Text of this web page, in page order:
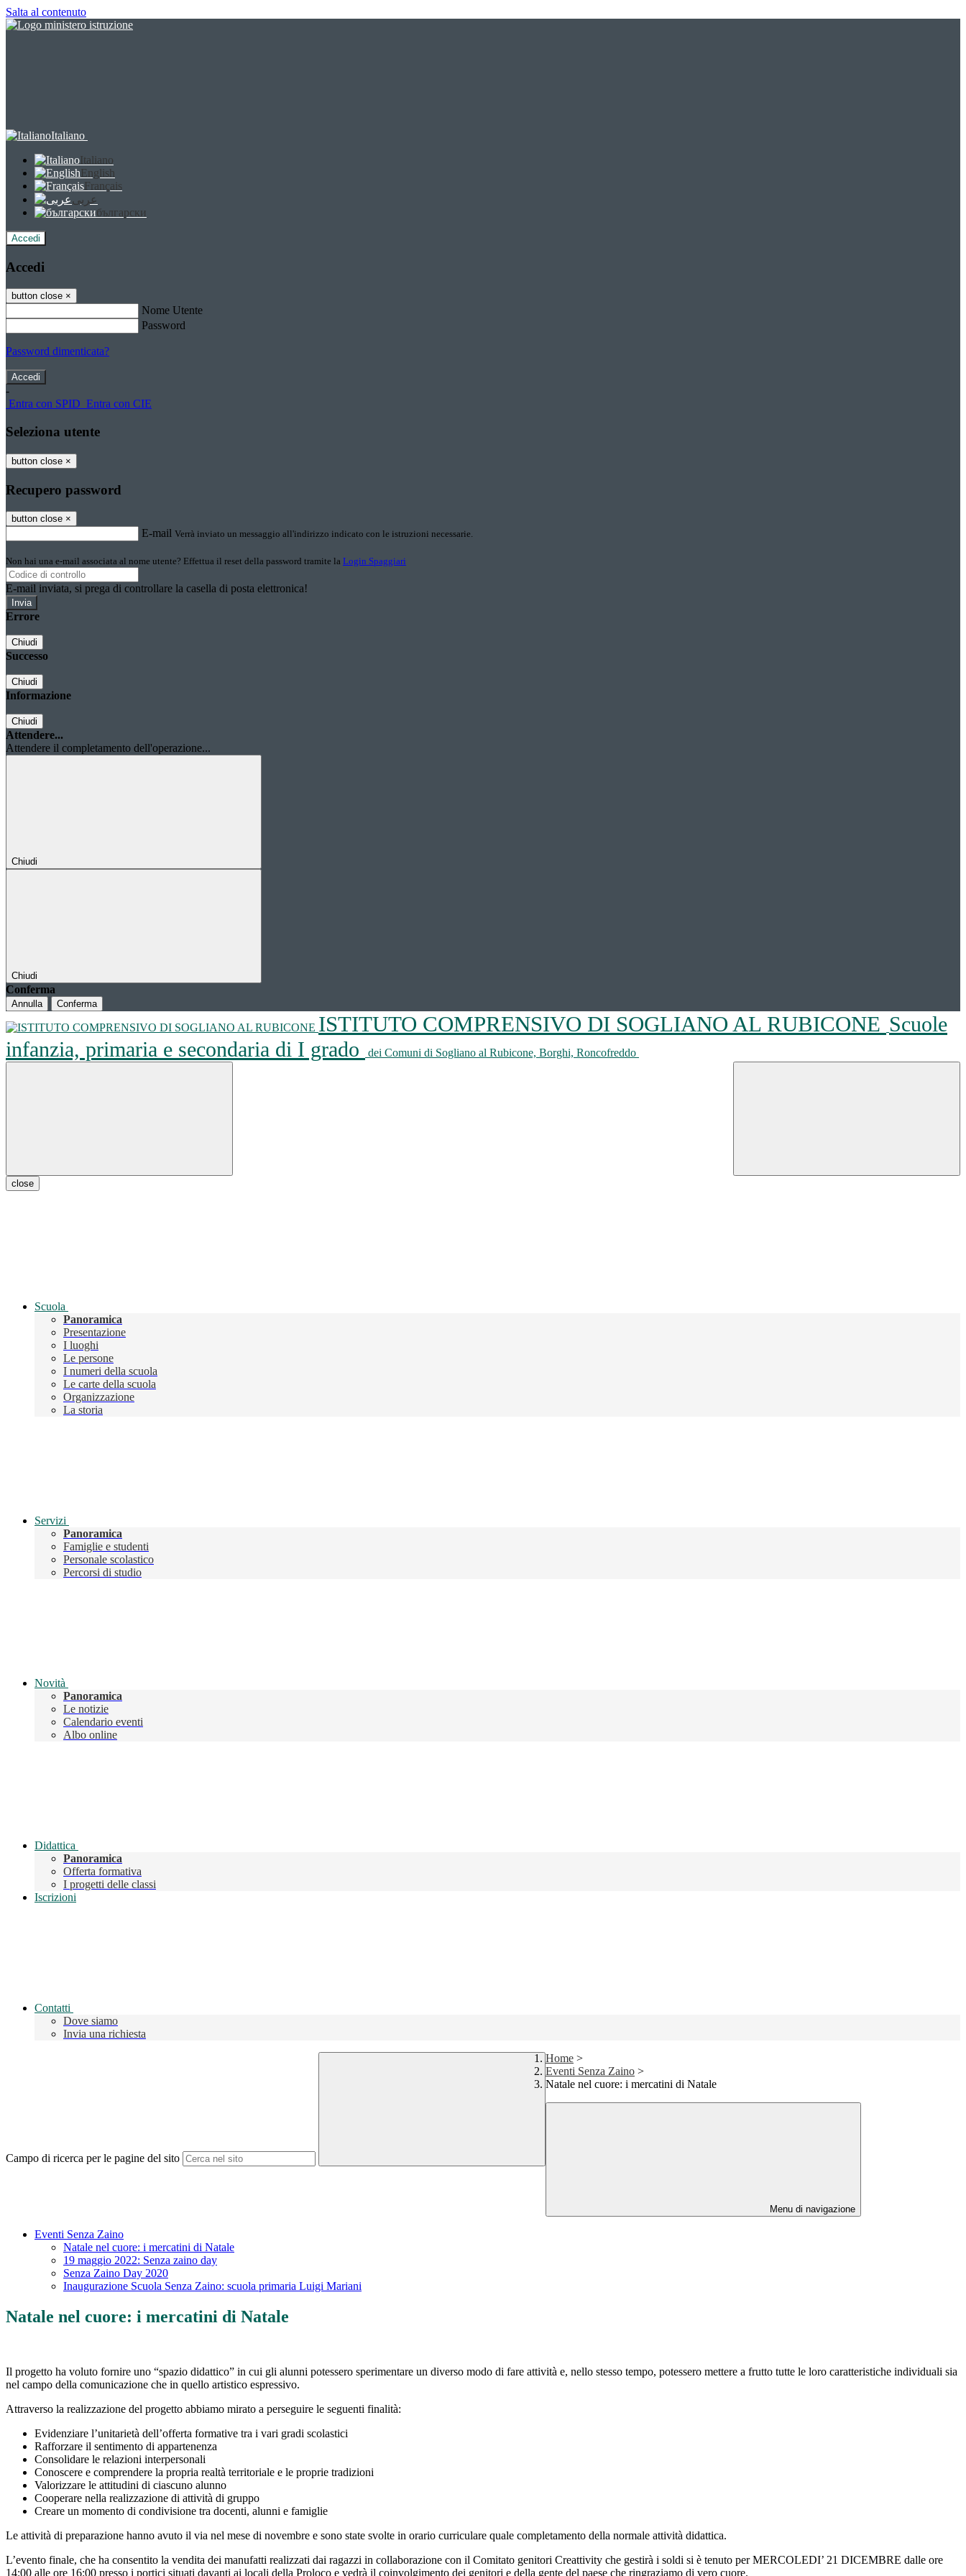
Salta al contenuto
Italiano
Italiano
English
Français
عربى
български
Accedi
Accedi
button close ×
Nome Utente
Password
Password dimenticata?
-
Entra con SPID Entra con CIE
Seleziona utente
button close ×
Recupero password
button close ×
E-mail Verrà inviato un messaggio all'indirizzo indicato con le istruzioni necessarie.
Non hai una e-mail associata al nome utente? Effettua il reset della password tramite la Login Spaggiari
E-mail inviata, si prega di controllare la casella di posta elettronica!
Errore
Chiudi
Successo
Chiudi
Informazione
Chiudi
Attendere...
Attendere il completamento dell'operazione...
Chiudi
Chiudi
Conferma
Annulla Conferma
ISTITUTO COMPRENSIVO DI SOGLIANO AL RUBICONE Scuole
infanzia, primaria e secondaria di I grado
dei Comuni di Sogliano al Rubicone, Borghi, Roncofreddo
close
Scuola
Panoramica
Presentazione
I luoghi
Le persone
I numeri della scuola
Le carte della scuola
Organizzazione
La storia
Servizi
Panoramica
Famiglie e studenti
Personale scolastico
Percorsi di studio
Novità
Panoramica
Le notizie
Calendario eventi
Albo online
Didattica
Panoramica
Offerta formativa
I progetti delle classi
Iscrizioni
Contatti
Dove siamo
Invia una richiesta
Campo di ricerca per le pagine del sito
Home >
Eventi Senza Zaino >
Natale nel cuore: i mercatini di Natale
Menu di navigazione
Eventi Senza Zaino
Natale nel cuore: i mercatini di Natale
19 maggio 2022: Senza zaino day
Senza Zaino Day 2020
Inaugurazione Scuola Senza Zaino: scuola primaria Luigi Mariani
Natale nel cuore: i mercatini di Natale
Il progetto ha voluto fornire uno “spazio didattico” in cui gli alunni potessero sperimentare un diverso modo di fare attività e, nello stesso tempo, potessero mettere a frutto tutte le loro caratteristiche individuali sia
nel campo della comunicazione che in quello artistico espressivo.
Attraverso la realizzazione del progetto abbiamo mirato a perseguire le seguenti finalità:
Evidenziare l’unitarietà dell’offerta formative tra i vari gradi scolastici
Rafforzare il sentimento di appartenenza
Consolidare le relazioni interpersonali
Conoscere e comprendere la propria realtà territoriale e le proprie tradizioni
Valorizzare le attitudini di ciascuno alunno
Cooperare nella realizzazione di attività di gruppo
Creare un momento di condivisione tra docenti, alunni e famiglie
Le attività di preparazione hanno avuto il via nel mese di novembre e sono state svolte in orario curriculare quale completamento della normale attività didattica.
L’evento finale, che ha consentito la vendita dei manufatti realizzati dai ragazzi in collaborazione con il Comitato genitori Creattivity che gestirà i soldi si è tenuto per MERCOLEDI’ 21 DICEMBRE dalle ore
14:00 alle ore 16:00 presso i portici situati davanti ai locali della Proloco e vedrà il coinvolgimento dei genitori e della gente del paese che ringraziamo di vero cuore.